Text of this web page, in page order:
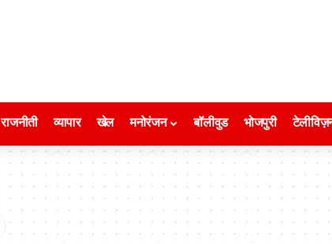
राजनीती व्यापार खेल मनोरंजन बॉलीवुड भोजपुरी